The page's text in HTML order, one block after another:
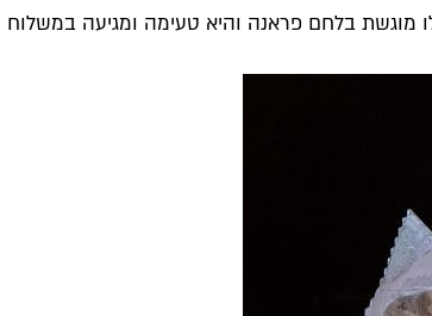
בלחם פראנה והיא טעימה ומגיעה במשלוח